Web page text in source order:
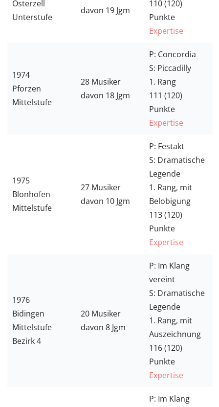
Osterzell
Unterstufe
davon 19 Jgm
110 (120)
Punkte
Expertise
1974
Pforzen
Mittelstufe
28 Musiker
davon 18 Jgm
P: Concordia
S: Piccadilly
1. Rang
111 (120)
Punkte
Expertise
1975
Blonhofen
Mittelstufe
27 Musiker
davon 10 Jgm
P: Festakt
S: Dramatische
Legende
1. Rang, mit
Belobigung
113 (120)
Punkte
Expertise
1976
Bidingen
Mittelstufe
Bezirk 4
20 Musiker
davon 8 Jgm
P: Im Klang
vereint
S: Dramatische
Legende
1. Rang, mit
Auszeichnung
116 (120)
Punkte
Expertise
P: Im Klang